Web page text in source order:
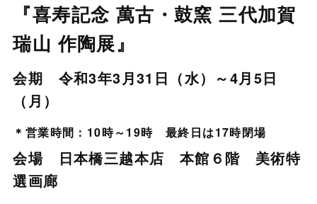
『喜寿記念 萬古・鼓窯 三代加賀
瑞山 作陶展』
会期 令和3年3月31日（水）～4月5日
（月）
＊営業時間：10時～19時 最終日は17時閉場
会場 日本橋三越本店 本館６階 美術特
選画廊